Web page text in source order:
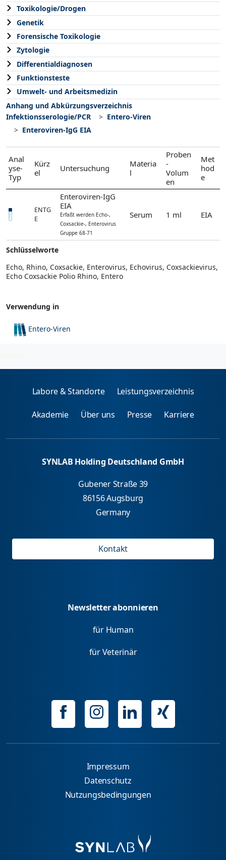
Toxikologie/Drogen
Genetik
Forensische Toxikologie
Zytologie
Differentialdiagnosen
Funktionsteste
Umwelt- und Arbeitsmedizin
Anhang und Abkürzungsverzeichnis
Infektionsserologie/PCR
Entero-Viren
Enteroviren-IgG EIA
Anal
yse-
Typ
Kürz
el
Untersuchung
Materia
l
Proben
-
Volum
en
Met
hod
e
ENTG
E
Enteroviren-IgG
EIA
Erfaßt werden Echo-,
Coxsackie-, Enterovirus
Gruppe 68-71
Serum 1 ml EIA
Schlüsselworte
Echo, Rhino, Coxsackie, Enterovirus, Echovirus, Coxsackievirus,
Echo Coxsackie Polio Rhino, Entero
Verwendung in
Entero-Viren
2026-08-08
Labore & Standorte Leistungsverzeichnis
Akademie Über uns Presse Karriere
SYNLAB Holding Deutschland GmbH
Gubener Straße 39
86156 Augsburg
Germany
Kontakt
Newsletter abonnieren
für Human
für Veterinär
Impressum
Datenschutz
Nutzungsbedingungen